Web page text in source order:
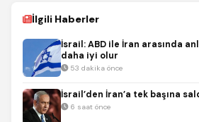
İlgili Haberler
İsrail: ABD ile İran arasında
daha iyi olur
53 dakika önce
İsrail’den İran’a tek başına
6 saat önce